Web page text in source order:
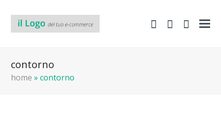
shopping-
Areasearch
contorno
home »contorno